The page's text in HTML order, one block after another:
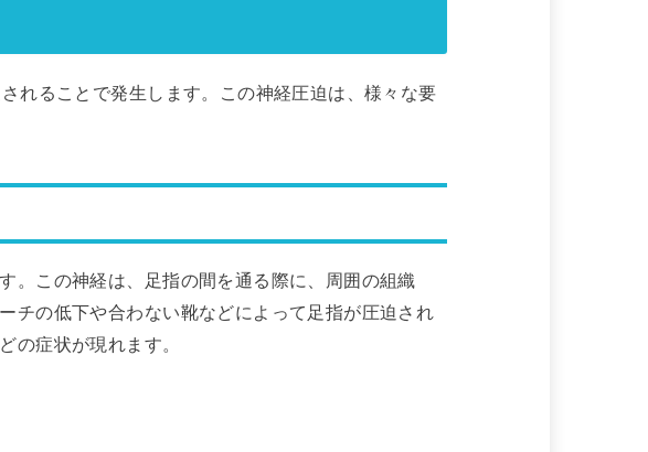
れることで発生します。この神経圧迫は、様々な要
。この神経は、足指の間を通る際に、周囲の組織
チの低下や合わない靴などによって足指が圧迫され
の症状が現れます。